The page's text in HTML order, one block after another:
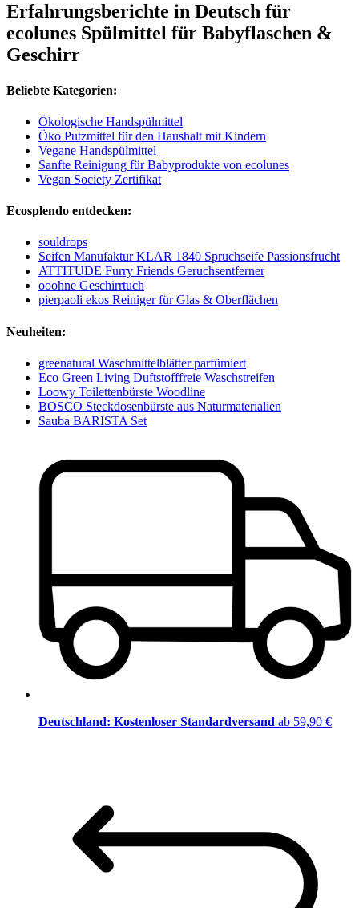
Erfahrungsberichte in Deutsch für
ecolunes Spülmittel für Babyflaschen &
Geschirr
Beliebte Kategorien:
Ökologische Handspülmittel
Öko Putzmittel für den Haushalt mit Kindern
Vegane Handspülmittel
Sanfte Reinigung für Babyprodukte von ecolunes
Vegan Society Zertifikat
Ecosplendo entdecken:
souldrops
Seifen Manufaktur KLAR 1840 Spruchseife Passionsfrucht
ATTITUDE Furry Friends Geruchsentferner
ooohne Geschirrtuch
pierpaoli ekos Reiniger für Glas & Oberflächen
Neuheiten:
greenatural Waschmittelblätter parfümiert
Eco Green Living Duftstofffreie Waschstreifen
Loowy Toilettenbürste Woodline
BOSCO Steckdosenbürste aus Naturmaterialien
Sauba BARISTA Set
Deutschland: Kostenloser Standardversand ab 59,90 €